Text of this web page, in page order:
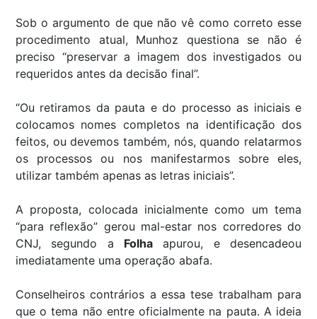
Sob o argumento de que não vê como correto esse
procedimento atual, Munhoz questiona se não é
preciso “preservar a imagem dos investigados ou
requeridos antes da decisão final”.
“Ou retiramos da pauta e do processo as iniciais e
colocamos nomes completos na identificação dos
feitos, ou devemos também, nós, quando relatarmos
os processos ou nos manifestarmos sobre eles,
utilizar também apenas as letras iniciais”.
A proposta, colocada inicialmente como um tema
“para reflexão” gerou mal-estar nos corredores do
CNJ, segundo a Folha apurou, e desencadeou
imediatamente uma operação abafa.
Conselheiros contrários a essa tese trabalham para
que o tema não entre oficialmente na pauta. A ideia